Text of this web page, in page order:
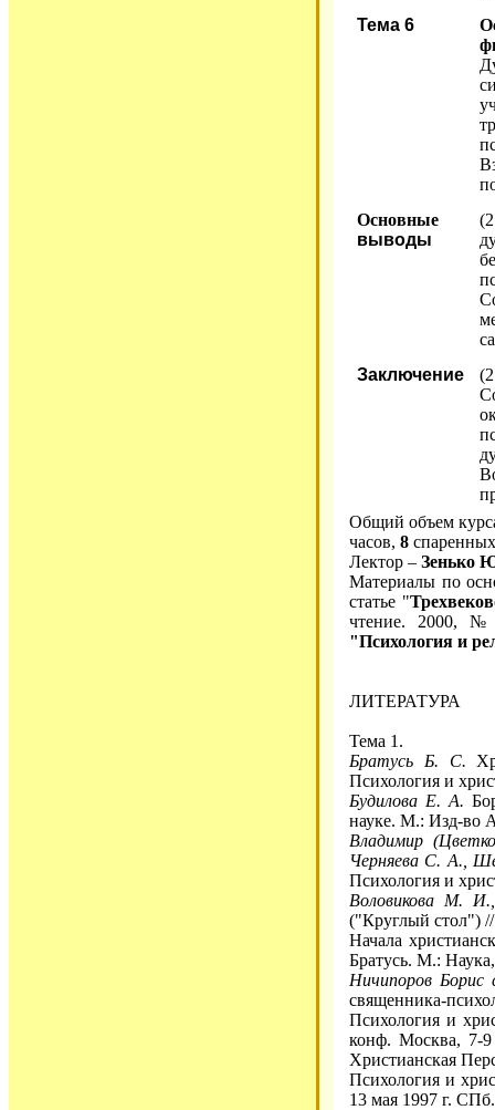
Тема 6
Основные
выводы
Заключение
Общий объем
часов, 8
Лектор – Зенько
Материалы по
статье "
чтение. 2000, №
"Психология и
ЛИТЕРАТУРА
Тема 1.
Братусь Б. С.
Психология и
Будилова Е. А.
науке. М.: Изд-во
Владимир
Черняева С. А.,
Психология и
Воловикова М.
("Круглый стол")
Начала
Братусь. М.:
Ничипоров Борис
священника-
Психология и
конф. Москва, 7-
Христианская
Психология и
13 мая 1997 г.